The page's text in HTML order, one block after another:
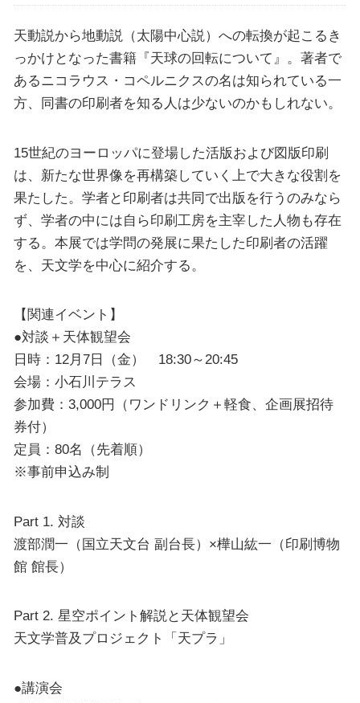
天動説から地動説（太陽中心説）への転換が起こるき
っかけとなった書籍『天球の回転について』。著者で
あるニコラウス・コペルニクスの名は知られている一
方、同書の印刷者を知る人は少ないのかもしれない。
15世紀のヨーロッパに登場した活版および図版印刷
は、新たな世界像を再構築していく上で大きな役割を
果たした。学者と印刷者は共同で出版を行うのみなら
ず、学者の中には自ら印刷工房を主宰した人物も存在
する。本展では学問の発展に果たした印刷者の活躍
を、天文学を中心に紹介する。
【関連イベント】
●対談＋天体観望会
日時：12月7日（金） 18:30～20:45
会場：小石川テラス
参加費：3,000円（ワンドリンク＋軽食、企画展招待
券付）
定員：80名（先着順）
※事前申込み制
Part 1. 対談
渡部潤一（国立天文台 副台長）×樺山紘一（印刷博物
館 館長）
Part 2. 星空ポイント解説と天体観望会
天文学普及プロジェクト「天プラ」
●講演会